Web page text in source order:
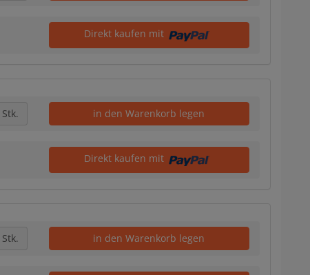
Direkt kaufen mit
Stk. in den Warenkorb legen
Direkt kaufen mit
Stk. in den Warenkorb legen